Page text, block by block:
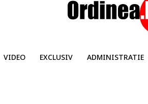
VIDEO EXCLUSIV ADMINISTRATIE